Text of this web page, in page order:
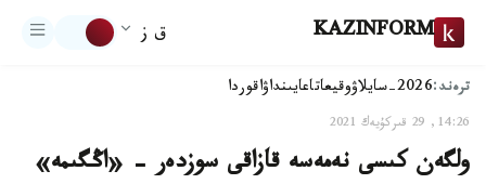
KAZINFORM ق ز
ترەند:2026-سايلاۋ وقيعاتاعايىنداۋاقوردا
14:26, 29 قىركۇيەك 2021
ولگەن كىسى نەمەسە قازاقى سوزدەر - «اڭگىمە»